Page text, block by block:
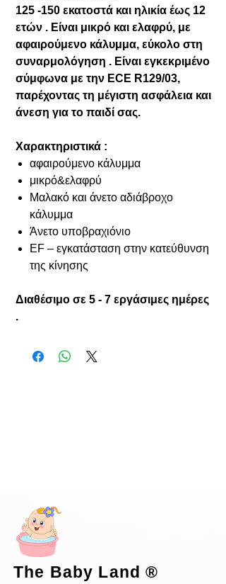
125 -150 εκατοστά και ηλικία έως 12
ετών . Είναι μικρό και ελαφρύ, με
αφαιρούμενο κάλυμμα, εύκολο στη
συναρμολόγηση . Είναι εγκεκριμένο
σύμφωνα με την ECE R129/03,
παρέχοντας τη μέγιστη ασφάλεια και
άνεση για το παιδί σας.
Χαρακτηριστικά :
αφαιρούμενο κάλυμμα
μικρό&ελαφρύ
Μαλακό και άνετο αδιάβροχο
κάλυμμα
Άνετο υποβραχιόνιο
EF – εγκατάσταση στην κατεύθυνση
της κίνησης
Διαθέσιμο σε 5 - 7 εργάσιμες ημέρες
.
The Baby Land®